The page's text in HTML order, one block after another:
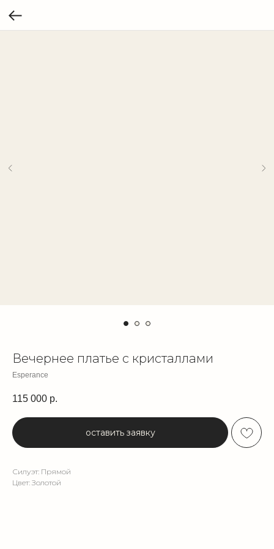
Вечернее платье с кристаллами
Esperance
115 000 р.
оставить заявку
Силуэт: Прямой
Цвет: Золотой